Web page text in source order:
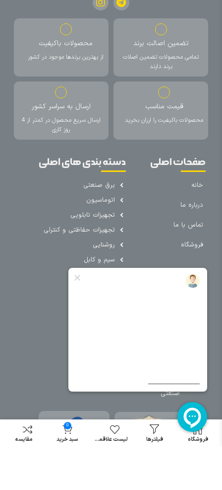
تضمین اصالت برند
تمامی محصولات تضمین اصلات
برند دارند
محصولات باکیفیت
از بهترین برندها موجود در کشور
قیمت مناسب
محصولات باکیفیت را ارزان بخرید
ارسال به سراسر کشور
ارسال سریع محصول در کمتر از 4
روز کاری
صفحات اصلی
خانه
درباره ما
تماس با ما
فروشگاه
دسته بندی های اصلی
برق صنعتی
اتوماسیون
تجهیزات تابلویی
تجهیزات حفاظتی و کنترلی
روشنایی
سیم و کابل
خرید پدال
صنعتی
فروشگاه فیلترها لیست علاقمندی
0
سبد خرید مقایسه